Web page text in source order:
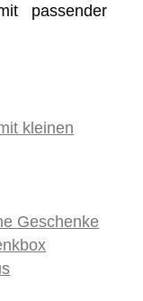
passender
kleinen
Geschenke